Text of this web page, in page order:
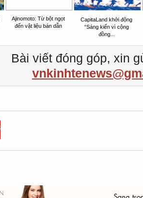
Ajinomoto: Từ bột ngọt
đến vật liệu bán dẫn
CapitaLand khởi động
“Sáng kiến vì cộng
đồng...
Bài viết đóng góp, xin